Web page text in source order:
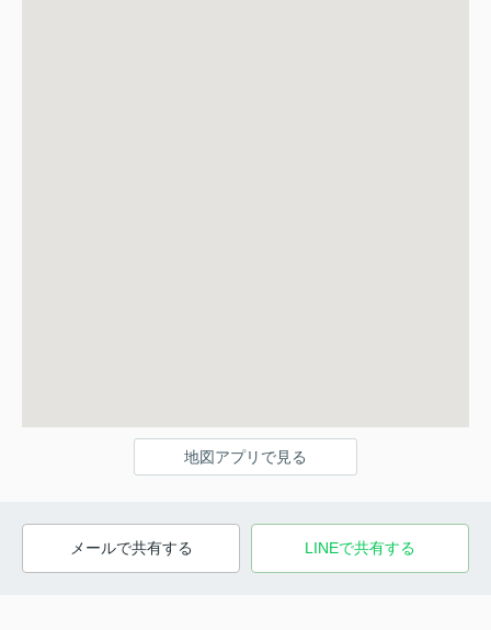
地図アプリで見る
メールで共有する LINEで共有する